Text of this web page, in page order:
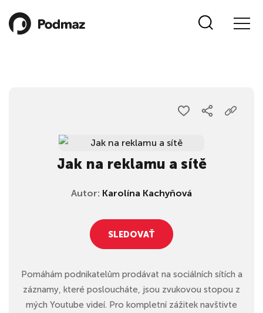
Jak na reklamu a sítě
Autor: Karolína Kachyňová
SLEDOVAŤ
Pomáhám podnikatelům prodávat na sociálních sítích a
záznamy, které posloucháte, jsou zvukovou stopou z
mých Youtube videí. Pro kompletní zážitek navštivte